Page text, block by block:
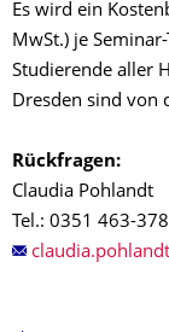
Es wird ein
MwSt.) je
Studierende aller
Dresden sind von
Rückfragen:
Claudia Pohlandt
Tel.: 0351 463-